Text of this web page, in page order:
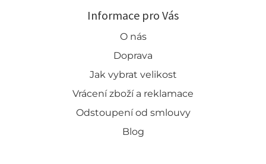
Informace pro Vás
O nás
Doprava
Jak vybrat velikost
Vrácení zboží a reklamace
Odstoupení od smlouvy
Blog